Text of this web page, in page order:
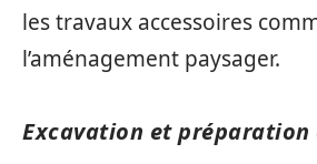
les travaux accessoires
l’aménagement paysager.
Excavation et